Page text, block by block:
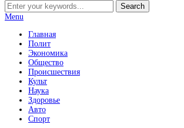
Menu
Главная
Полит
Экономика
Общество
Происшествия
Культ
Наука
Здоровье
Авто
Спорт